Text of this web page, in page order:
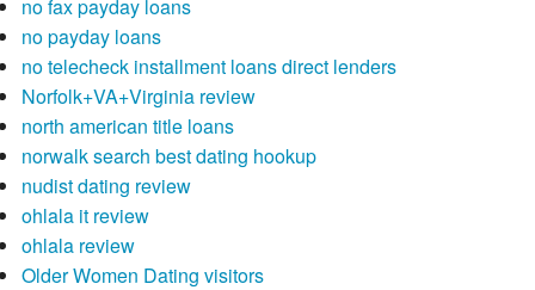
no fax payday loans
no payday loans
no telecheck installment loans direct lenders
Norfolk+VA+Virginia review
north american title loans
norwalk search best dating hookup
nudist dating review
ohlala it review
ohlala review
Older Women Dating visitors